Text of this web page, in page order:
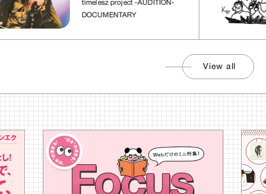
timelesz project -AUDITION-
DOCUMENTARY
View all